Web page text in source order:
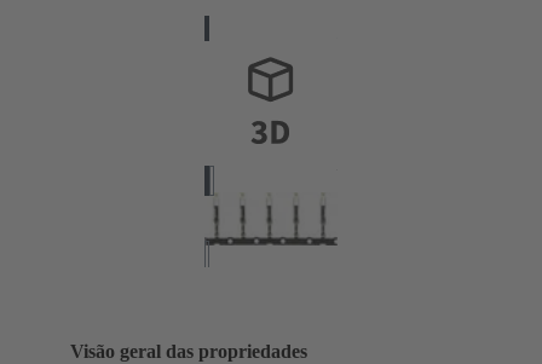
Visão geral das propriedades